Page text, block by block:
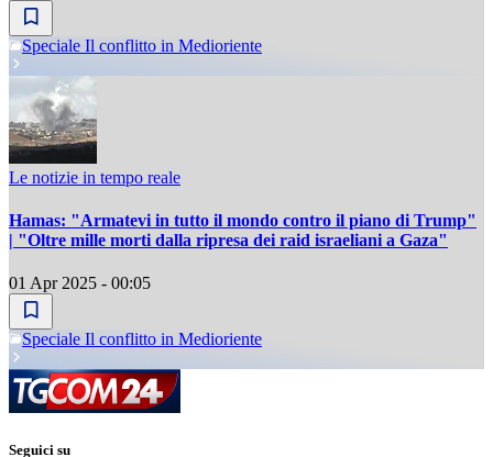
Speciale Il conflitto in Medioriente
Le notizie in tempo reale
Hamas: "Armatevi in tutto il mondo contro il piano di Trump"
| "Oltre mille morti dalla ripresa dei raid israeliani a Gaza"
01 Apr 2025 - 00:05
Speciale Il conflitto in Medioriente
Seguici su